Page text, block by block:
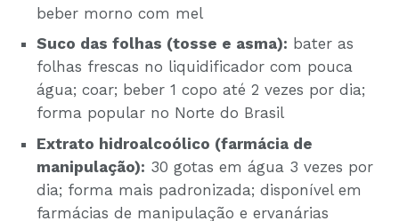
beber morno com mel
Suco das folhas (tosse e asma): bater as
folhas frescas no liquidificador com pouca
água; coar; beber 1 copo até 2 vezes por dia;
forma popular no Norte do Brasil
Extrato hidroalcoólico (farmácia de
manipulação): 30 gotas em água 3 vezes por
dia; forma mais padronizada; disponível em
farmácias de manipulação e ervanárias